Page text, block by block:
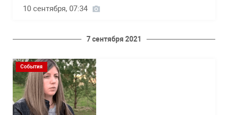
10 сентября, 07:34
7 сентября 2021
События